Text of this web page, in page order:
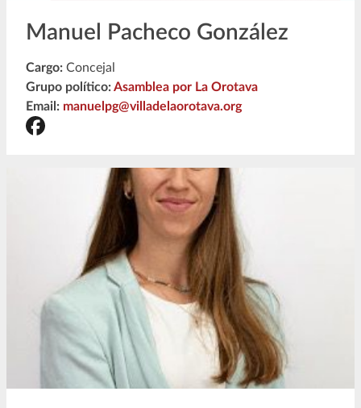
Manuel Pacheco González
Cargo: Concejal
Grupo político:Asamblea por La Orotava
Email: manuelpg@villadelaorotava.org